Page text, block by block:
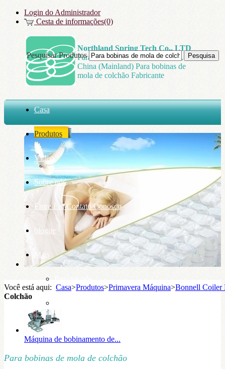
Login do Administrador
Cesta de informações(0)
Northland Spring Tech Co., LTD
Para bobinas de mola de colchão,
China (Mainland) Para bobinas de
mola de colchão Fabricante
Casa
Produtos
Vídeo
Sobre nós
Entre Em Contato Conosco
blogue
Mais
Por que nós
Pesquisar Produtos
Você está aqui: Casa>Produtos>Primavera Máquina>Bonnell Coiler
Colchão
Máquina de bobinamento de...
Para bobinas de mola de colchão